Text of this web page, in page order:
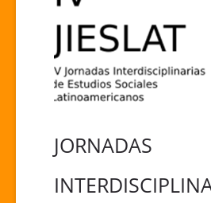
JORNADAS